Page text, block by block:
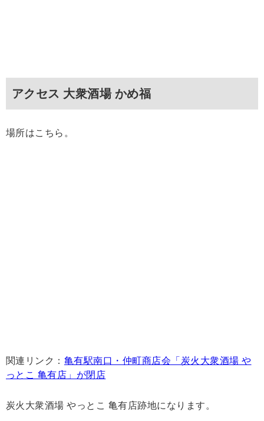
アクセス 大衆酒場 かめ福
場所はこちら。
関連リンク： 亀有駅南口・仲町商店会「炭火大衆酒場 や
っとこ 亀有店」が閉店
炭火大衆酒場 やっとこ 亀有店跡地になります。